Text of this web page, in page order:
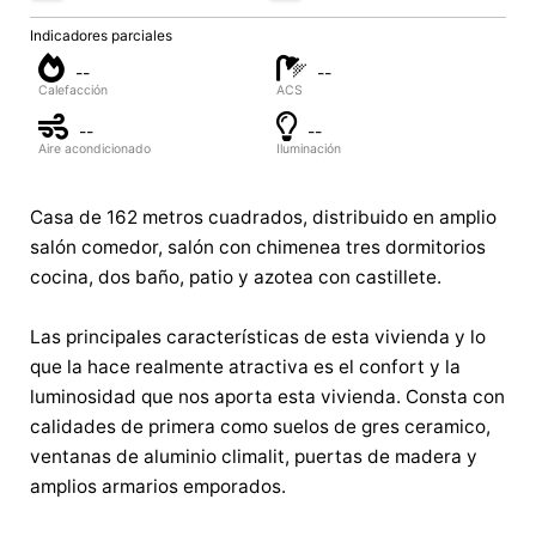
Indicadores parciales
--
Calefacción
--
ACS
--
Aire acondicionado
--
Iluminación
Casa de 162 metros cuadrados, distribuido en amplio
salón comedor, salón con chimenea tres dormitorios
cocina, dos baño, patio y azotea con castillete.
Las principales características de esta vivienda y lo
que la hace realmente atractiva es el confort y la
luminosidad que nos aporta esta vivienda. Consta con
calidades de primera como suelos de gres ceramico,
ventanas de aluminio climalit, puertas de madera y
amplios armarios emporados.